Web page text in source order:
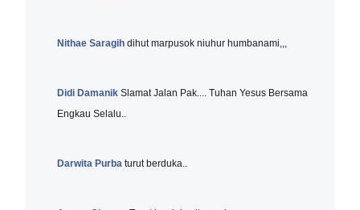
Nithae Saragih dihut marpusok niuhur humbanami,,,
Didi Damanik Slamat Jalan Pak.... Tuhan Yesus Bersama
Engkau Selalu..
Darwita Purba turut berduka..